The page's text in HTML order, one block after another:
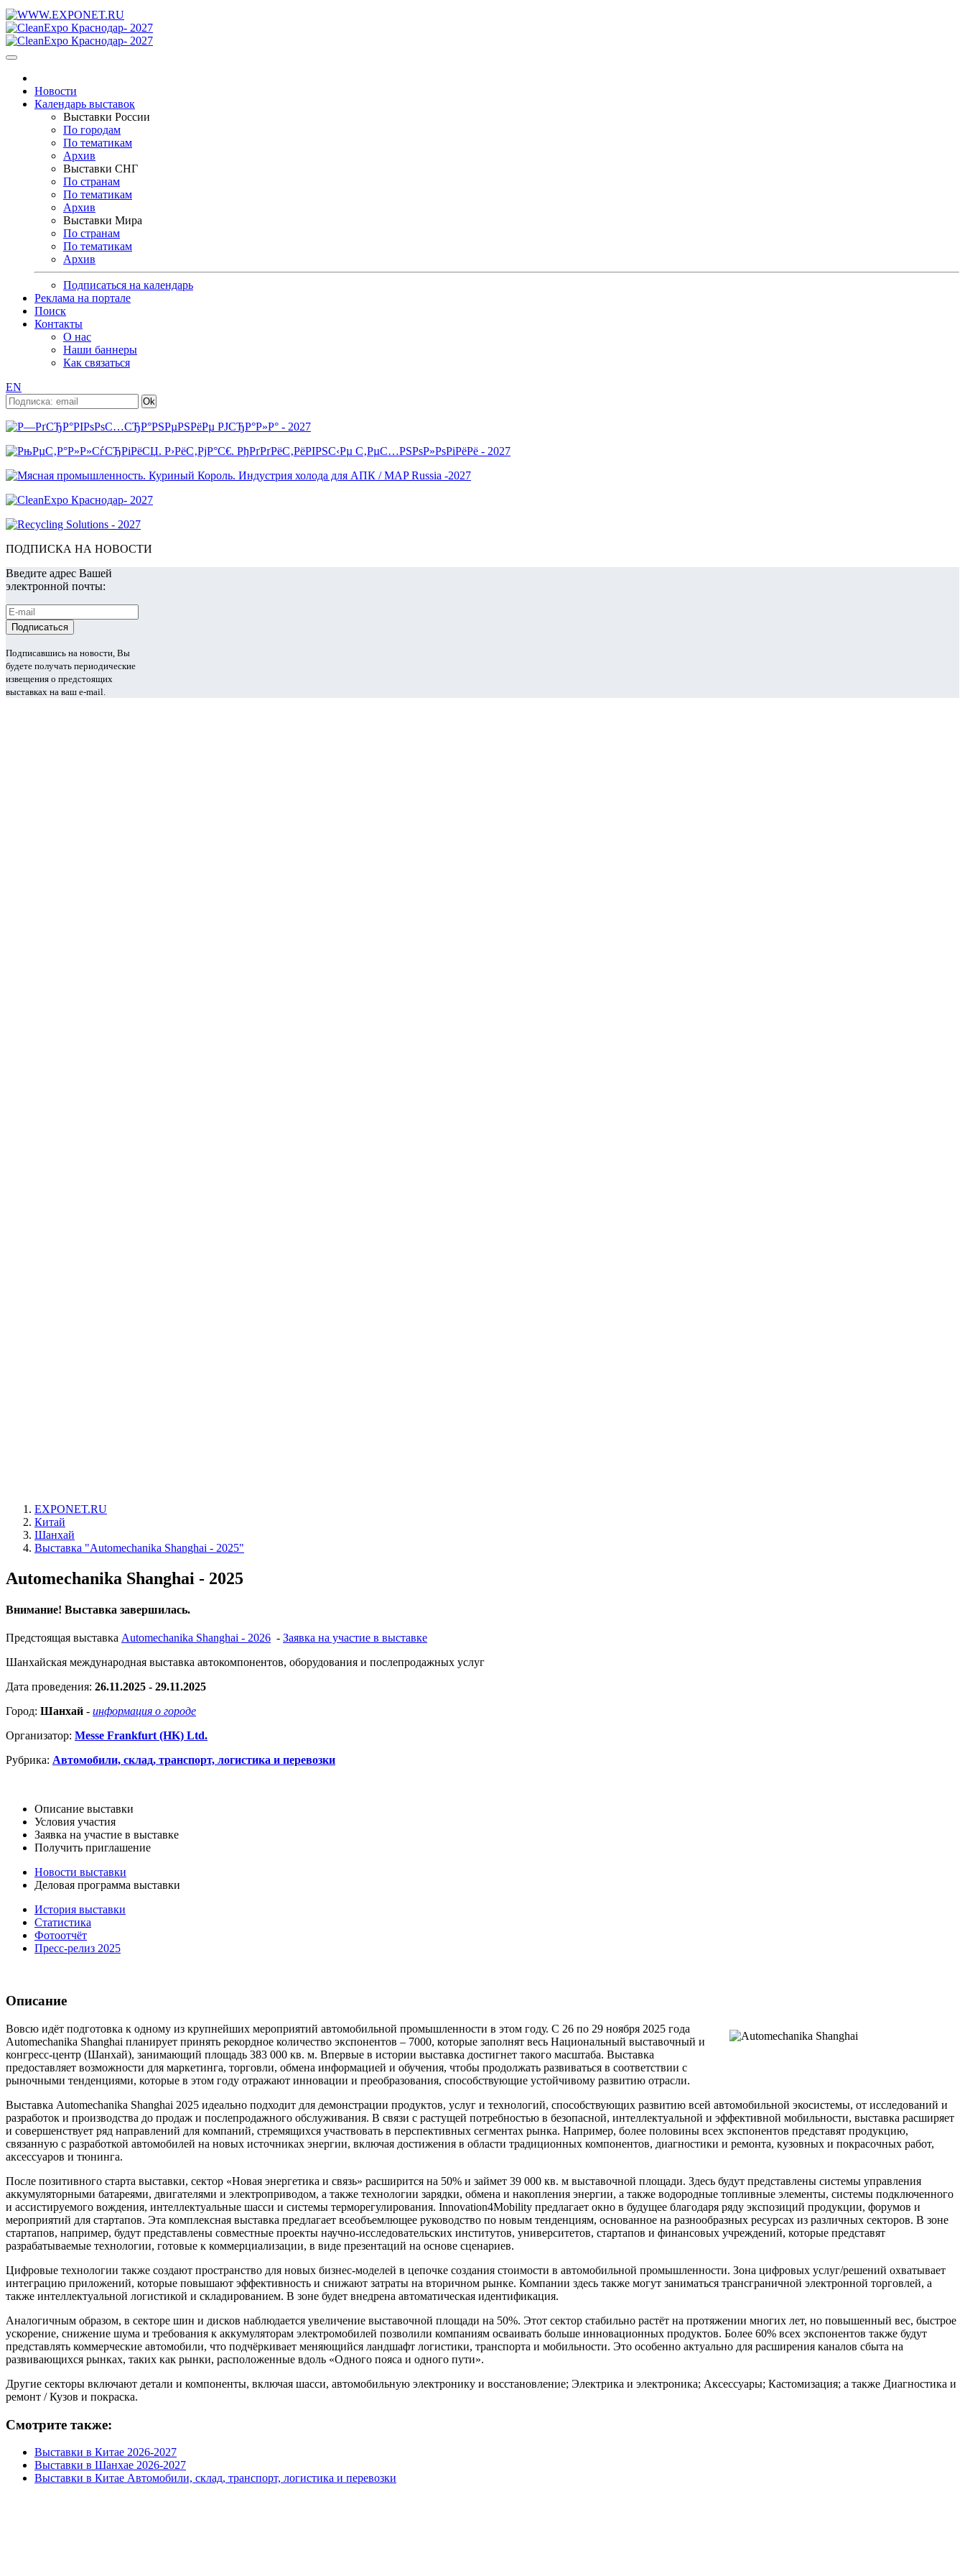
Новости
Календарь выставок
Выставки России
По городам
По тематикам
Архив
Выставки СНГ
По странам
По тематикам
Архив
Выставки Мира
По странам
По тематикам
Архив
Подписаться на календарь
Реклама на портале
Поиск
Контакты
О нас
Наши баннеры
Как связаться
EN
ПОДПИСКА НА НОВОСТИ
Введите адрес Вашей
электронной почты:
Подписавшись на новости, Вы
будете получать периодические
извещения о предстоящих
выставках на ваш e-mail.
EXPONET.RU
Китай
Шанхай
Выставка "Automechanika Shanghai - 2025"
Automechanika Shanghai - 2025
Внимание! Выставка завершилась.
Предстоящая выставка Automechanika Shanghai - 2026 - Заявка на участие в выставке
Шанхайская международная выставка автокомпонентов, оборудования и послепродажных услуг
Дата проведения: 26.11.2025 - 29.11.2025
Город: Шанхай - информация о городе
Организатор: Messe Frankfurt (HK) Ltd.
Рубрика: Автомобили, склад, транспорт, логистика и перевозки
Описание выставки
Условия участия
Заявка на участие в выставке
Получить приглашение
Новости выставки
Деловая программа выставки
История выставки
Статистика
Фотоотчёт
Пресс-релиз 2025
Описание
Вовсю идёт подготовка к одному из крупнейших мероприятий автомобильной промышленности в этом году. С 26 по 29 ноября 2025 года
Automechanika Shanghai планирует принять рекордное количество экспонентов – 7000, которые заполнят весь Национальный выставочный и
конгресс-центр (Шанхай), занимающий площадь 383 000 кв. м. Впервые в истории выставка достигнет такого масштаба. Выставка
предоставляет возможности для маркетинга, торговли, обмена информацией и обучения, чтобы продолжать развиваться в соответствии с
рыночными тенденциями, которые в этом году отражают инновации и преобразования, способствующие устойчивому развитию отрасли.
Выставка Automechanika Shanghai 2025 идеально подходит для демонстрации продуктов, услуг и технологий, способствующих развитию всей автомобильной экосистемы, от исследований и
разработок и производства до продаж и послепродажного обслуживания. В связи с растущей потребностью в безопасной, интеллектуальной и эффективной мобильности, выставка расширяет
и совершенствует ряд направлений для компаний, стремящихся участвовать в перспективных сегментах рынка. Например, более половины всех экспонентов представят продукцию,
связанную с разработкой автомобилей на новых источниках энергии, включая достижения в области традиционных компонентов, диагностики и ремонта, кузовных и покрасочных работ,
аксессуаров и тюнинга.
После позитивного старта выставки, сектор «Новая энергетика и связь» расширится на 50% и займет 39 000 кв. м выставочной площади. Здесь будут представлены системы управления
аккумуляторными батареями, двигателями и электроприводом, а также технологии зарядки, обмена и накопления энергии, а также водородные топливные элементы, системы подключенного
и ассистируемого вождения, интеллектуальные шасси и системы терморегулирования. Innovation4Mobility предлагает окно в будущее благодаря ряду экспозиций продукции, форумов и
мероприятий для стартапов. Эта комплексная выставка предлагает всеобъемлющее руководство по новым тенденциям, основанное на разнообразных ресурсах из различных секторов. В зоне
стартапов, например, будут представлены совместные проекты научно-исследовательских институтов, университетов, стартапов и финансовых учреждений, которые представят
разрабатываемые технологии, готовые к коммерциализации, в виде презентаций на основе сценариев.
Цифровые технологии также создают пространство для новых бизнес-моделей в цепочке создания стоимости в автомобильной промышленности. Зона цифровых услуг/решений охватывает
интеграцию приложений, которые повышают эффективность и снижают затраты на вторичном рынке. Компании здесь также могут заниматься трансграничной электронной торговлей, а
также интеллектуальной логистикой и складированием. В зоне будет внедрена автоматическая идентификация.
Аналогичным образом, в секторе шин и дисков наблюдается увеличение выставочной площади на 50%. Этот сектор стабильно растёт на протяжении многих лет, но повышенный вес, быстрое
ускорение, снижение шума и требования к аккумуляторам электромобилей позволили компаниям осваивать больше инновационных продуктов. Более 60% всех экспонентов также будут
представлять коммерческие автомобили, что подчёркивает меняющийся ландшафт логистики, транспорта и мобильности. Это особенно актуально для расширения каналов сбыта на
развивающихся рынках, таких как рынки, расположенные вдоль «Одного пояса и одного пути».
Другие секторы включают детали и компоненты, включая шасси, автомобильную электронику и восстановление; Электрика и электроника; Аксессуары; Кастомизация; а также Диагностика и
ремонт / Кузов и покраска.
Смотрите также:
Выставки в Китае 2026-2027
Выставки в Шанхае 2026-2027
Выставки в Китае Автомобили, склад, транспорт, логистика и перевозки